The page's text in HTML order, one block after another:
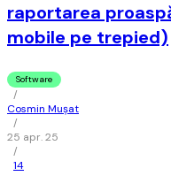
raportarea
mobile pe trepied)
Software
/
Cosmin Mușat
/
25 apr. 25
/
14